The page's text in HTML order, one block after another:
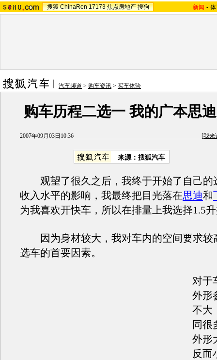
搜狐 ChinaRen 17173 焦点房地产 搜狗 新闻 -
汽车频道 > 购车资讯 > 买车体验
购车历程二选一 我的广本思
2007年09月03日10:36 [我来
来源：搜狐汽车
观望了很久之后，我终于开始了自己的
收入水平的影响，我最终把目光落在思迪和
为我喜欢开快车，所以在排量上我选择1.5
因为身材较大，我对车内的空间要求较
选车的首要因素。
对于
外形
不大
同很
外形
反而